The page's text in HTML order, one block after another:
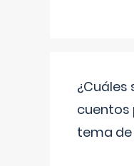
¿Cuáles
cuentos
tema de